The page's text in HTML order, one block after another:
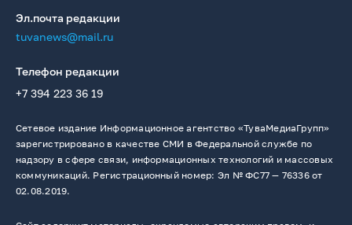
Эл.почта редакции
tuvanews@mail.ru
Телефон редакции
+7 394 223 36 19
Сетевое издание Информационное агентство «ТуваМедиаГрупп»
зарегистрировано в качестве СМИ в Федеральной службе по
надзору в сфере связи, информационных технологий и массовых
коммуникаций. Регистрационный номер: Эл № ФС77 — 76336 от
02.08.2019.